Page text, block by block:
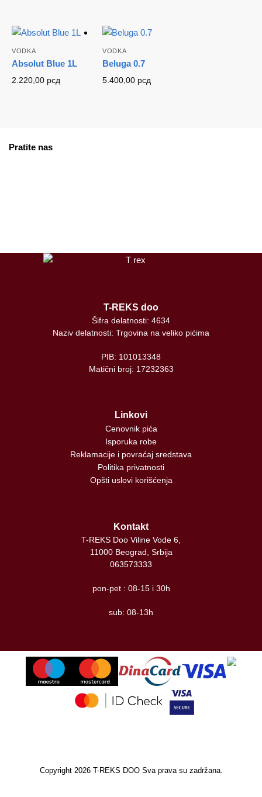
VODKA
Absolut Blue 1L
2.220,00 рсд
VODKA
Beluga 0.7
5.400,00 рсд
Pratite nas
T-REKS doo
Šifra delatnosti: 4634
Naziv delatnosti: Trgovina na veliko pićima
PIB: 101013348
Matični broj: 17232363
Linkovi
Cenovnik pića
Isporuka robe
Reklamacije i povraćaj sredstava
Politika privatnosti
Opšti uslovi korišćenja
Kontakt
T-REKS Doo Viline Vode 6,
11000 Beograd, Srbija
063573333
pon-pet : 08-15 i 30h
sub: 08-13h
Copyright 2026 T-REKS DOO Sva prava su zadržana.